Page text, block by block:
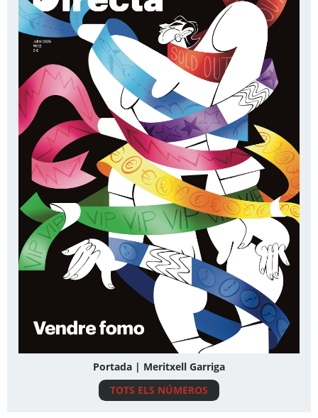
Portada | Meritxell Garriga
TOTS ELS NÚMEROS